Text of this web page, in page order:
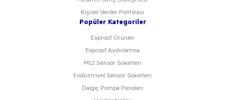
Kişisel Veriler Politikası
Popüler Kategoriler
Exproof Ürünler
Exproof Aydınlatma
M12 Sensör Soketleri
Endüstriyel Sensör Soketleri
Dalgıç Pompa Panoları